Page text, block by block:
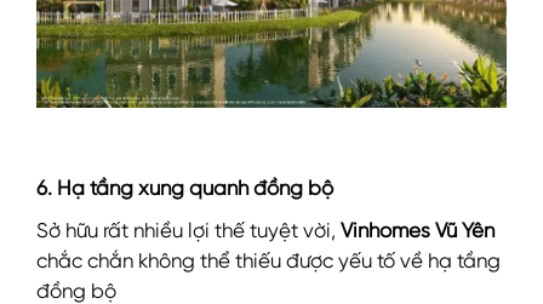
6. Hạ tầng xung quanh đồng bộ
Sở hữu rất nhiều lợi thế tuyệt vời, Vinhomes Vũ Yên
chắc chắn không thể thiếu được yếu tố về hạ tầng
đồng bộ